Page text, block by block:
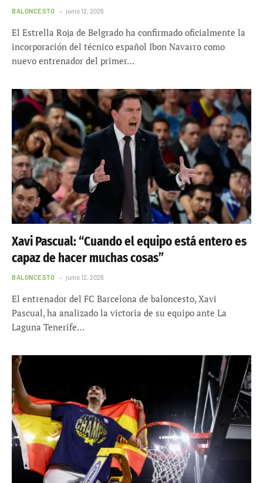
BALONCESTO junio 12, 2026
El Estrella Roja de Belgrado ha confirmado oficialmente la
incorporación del técnico español Ibon Navarro como
nuevo entrenador del primer…
Xavi Pascual: “Cuando el equipo está entero es
capaz de hacer muchas cosas”
BALONCESTO junio 12, 2026
El entrenador del FC Barcelona de baloncesto, Xavi
Pascual, ha analizado la victoria de su equipo ante La
Laguna Tenerife…